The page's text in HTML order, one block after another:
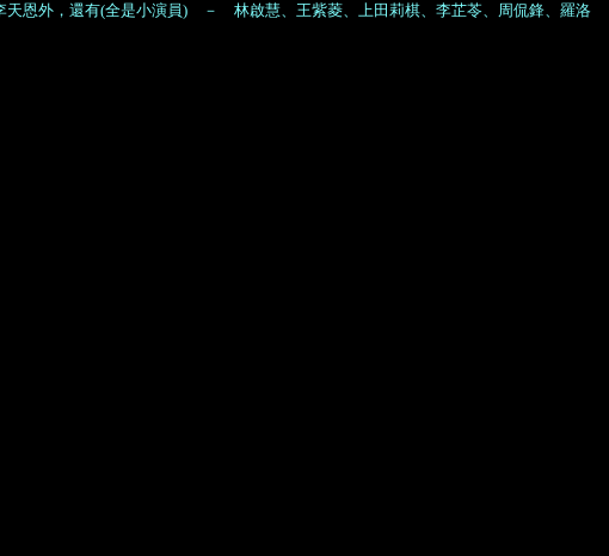
天恩外，還有(全是小演員) － 林啟慧、王紫菱、上田莉棋、李芷苓、周侃鋒、羅洛